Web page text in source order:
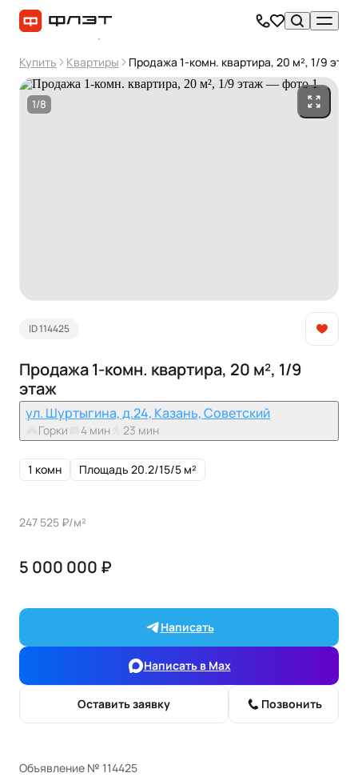
Купить Квартиры Продажа 1-комн. квартира, 20 м², 1/9 этаж
1/8
ID 114425
Продажа 1-комн. квартира, 20 м², 1/9
этаж
ул. Шуртыгина, д.24, Казань, Советский
Горки 4 мин 23 мин
1 комн Площадь 20.2/15/5 м²
247 525 ₽/м²
5 000 000 ₽
Написать
Написать в Max
Оставить заявку Позвонить
Объявление № 114425